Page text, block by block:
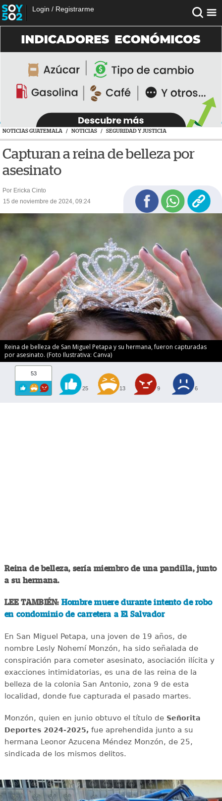
Login / Registrarme
NOTICIAS GUATEMALA / NOTICIAS / SEGURIDAD Y JUSTICIA
Capturan a reina de belleza por
asesinato
Por Ericka Cinto
15 de noviembre de 2024, 09:24
Reina de belleza de San Miguel Petapa y su hermana, fueron capturadas
por asesinato. (Foto Ilustrativa: Canva)
53
25 13 9 6
Reina de belleza, sería miembro de una pandilla, junto
a su hermana.
LEE TAMBIÉN:Hombre muere durante intento de robo
en condominio de carretera a El Salvador
En San Miguel Petapa, una joven de 19 años, de
nombre Lesly Nohemí Monzón, ha sido señalada de
conspiración para cometer asesinato, asociación ilícita y
exacciones intimidatorias, es una de las reina de la
belleza de la colonia San Antonio, zona 9 de esta
localidad, donde fue capturada el pasado martes.
Monzón, quien en junio obtuvo el título de Señorita
Deportes 2024-2025, fue aprehendida junto a su
hermana Leonor Azucena Méndez Monzón, de 25,
sindicada de los mismos delitos.